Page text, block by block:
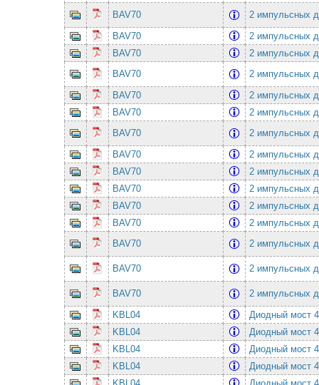
BAV70
2 импульсных
BAV70
2 импульсных
BAV70
2 импульсных
BAV70
2 импульсных
BAV70
2 импульсных
BAV70
2 импульсных
BAV70
2 импульсных
BAV70
2 импульсных
BAV70
2 импульсных
BAV70
2 импульсных
BAV70
2 импульсных
BAV70
2 импульсных
BAV70
2 импульсных
BAV70 2 импульсных
BAV70
2 импульсных
KBL04
Диодный мост
KBL04
Диодный мост
KBL04
Диодный мост
KBL04
Диодный мост